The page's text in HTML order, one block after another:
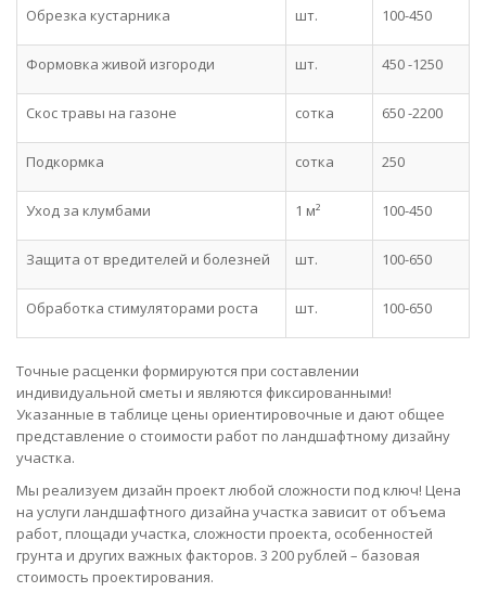
Обрезка кустарника шт. 100-450
Формовка живой изгороди шт. 450 -1250
Скос травы на газоне сотка 650 -2200
Подкормка сотка 250
Уход за клумбами 1 м² 100-450
Защита от вредителей и болезней шт. 100-650
Обработка стимуляторами роста шт. 100-650
Точные расценки формируются при составлении
индивидуальной сметы и являются фиксированными!
Указанные в таблице цены ориентировочные и дают общее
представление о стоимости работ по ландшафтному дизайну
участка.
Мы реализуем дизайн проект любой сложности под ключ! Цена
на услуги ландшафтного дизайна участка зависит от объема
работ, площади участка, сложности проекта, особенностей
грунта и других важных факторов. 3 200 рублей – базовая
стоимость проектирования.